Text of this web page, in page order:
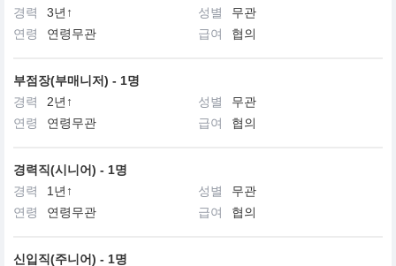
경력
3년↑ 성별
무관
연령
연령무관 급여 협의
부점장(부매니저) - 1명
경력
2년↑ 성별
무관
연령
연령무관 급여 협의
경력직(시니어) - 1명
경력
1년↑ 성별
무관
연령
연령무관 급여 협의
신입직(주니어) - 1명